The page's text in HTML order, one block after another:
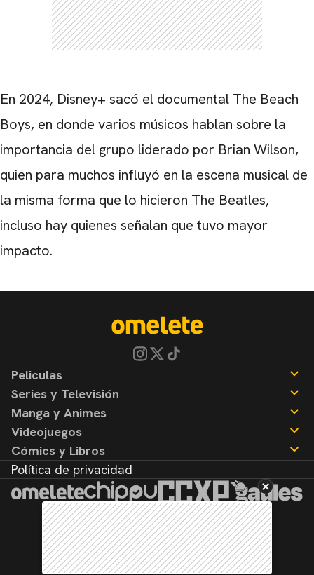
En 2024, Disney+ sacó el documental The Beach
Boys, en donde varios músicos hablan sobre la
importancia del grupo liderado por Brian Wilson,
quien para muchos influyó en la escena musical de
la misma forma que lo hicieron The Beatles,
incluso hay quienes señalan que tuvo mayor
impacto.
Peliculas
Noticias
Reseñas
Series y Televisión
Noticias
Reseñas
Manga y Animes
Noticias
Reseñas
Videojuegos
Noticias
Reseñas
Cómics y Libros
Noticias
Reseñas
Política de privacidad
©2026. Todos los derechos reservados.